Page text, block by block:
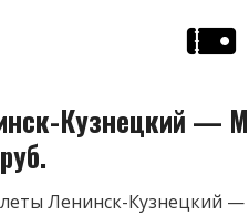
Кузнецкий —
Ленинск-Кузнецкий